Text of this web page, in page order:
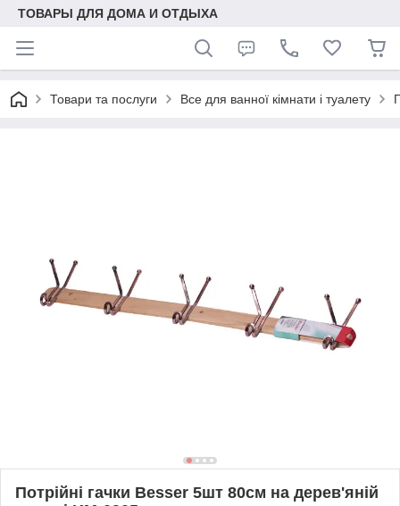
ТОВАРЫ ДЛЯ ДОМА И ОТДЫХА
Товари та послуги Все для ванної кімнати і туалету
Потрійні гачки Besser 5шт 80см на дерев'яній